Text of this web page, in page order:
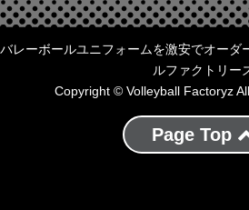
バレーボールユニフォームを激安でオーダ
ルファクトリー
Copyright © Volleyball Factoryz
Page Top